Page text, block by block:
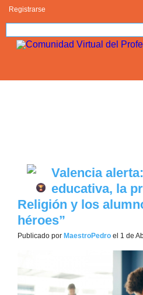
Registrarse
Valencia
educativa, la
Religión y los
héroes”
Publicado por MaestroPedro el 1 de